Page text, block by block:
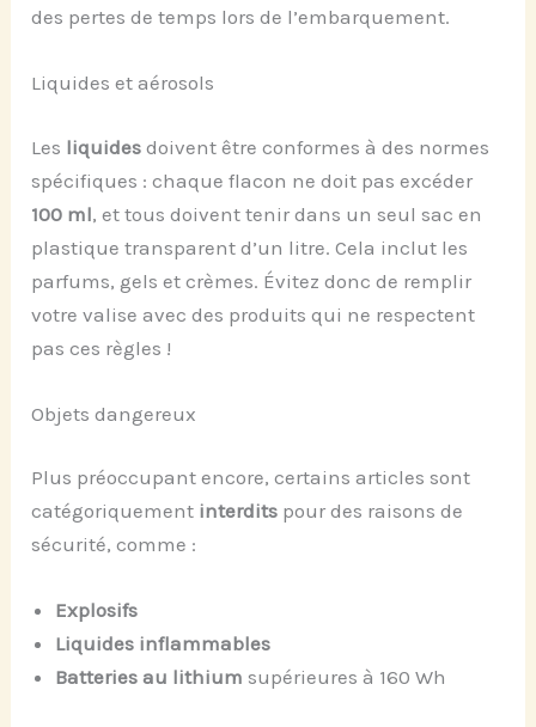
des pertes de temps lors de l’embarquement.
Liquides et aérosols
Les liquides doivent être conformes à des normes
spécifiques : chaque flacon ne doit pas excéder
100 ml, et tous doivent tenir dans un seul sac en
plastique transparent d’un litre. Cela inclut les
parfums, gels et crèmes. Évitez donc de remplir
votre valise avec des produits qui ne respectent
pas ces règles !
Objets dangereux
Plus préoccupant encore, certains articles sont
catégoriquement interdits pour des raisons de
sécurité, comme :
Explosifs
Liquides inflammables
Batteries au lithium supérieures à 160 Wh